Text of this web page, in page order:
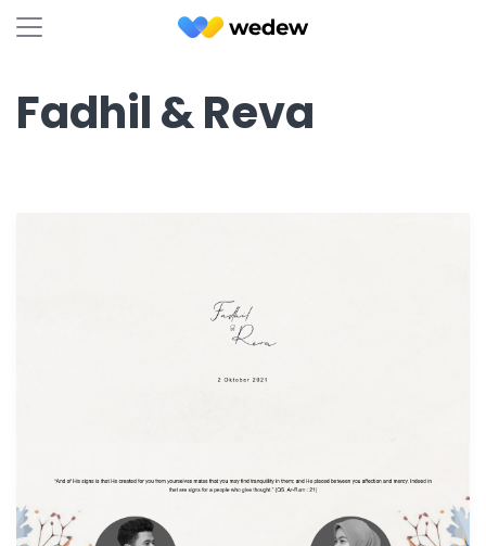
Fadhil & Reva